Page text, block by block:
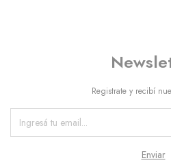
Registrate y recibí